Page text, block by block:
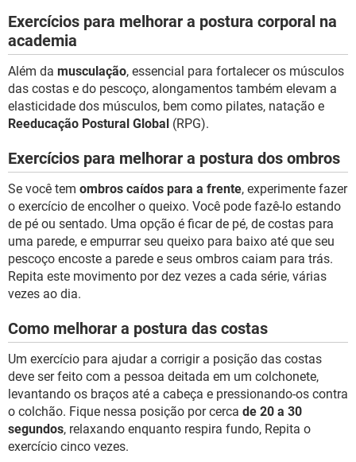
Exercícios para melhorar a postura corporal na
academia
Além da musculação, essencial para fortalecer os músculos
das costas e do pescoço, alongamentos também elevam a
elasticidade dos músculos, bem como pilates, natação e
Reeducação Postural Global (RPG).
Exercícios para melhorar a postura dos ombros
Se você tem ombros caídos para a frente, experimente fazer
o exercício de encolher o queixo. Você pode fazê-lo estando
de pé ou sentado. Uma opção é ficar de pé, de costas para
uma parede, e empurrar seu queixo para baixo até que seu
pescoço encoste a parede e seus ombros caiam para trás.
Repita este movimento por dez vezes a cada série, várias
vezes ao dia.
Como melhorar a postura das costas
Um exercício para ajudar a corrigir a posição das costas
deve ser feito com a pessoa deitada em um colchonete,
levantando os braços até a cabeça e pressionando-os contra
o colchão. Fique nessa posição por cerca de 20 a 30
segundos, relaxando enquanto respira fundo, Repita o
exercício cinco vezes.